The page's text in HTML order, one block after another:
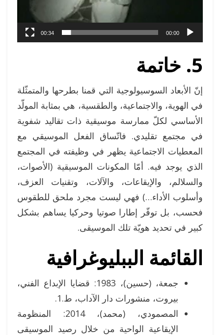
00:00
00:34
5. خاتمة
إنّ الأبعاد السوسيولوجية التي قمنا بطرحها والمتمثّلة
في الهوية، والاجتماعية، والطقسية، هي بمثابة المولّد
الأساسي لكلّ ممارسة موسيقية ذات تقاليد شفوية
في مجتمع تقليدي. فاتّساق الفعل الموسيقي مع
المعطيات الاجتماعية يظهر في وظيفته في المجتمع
الذي يوجد فيه. أمّا المكونات الموسيقية (الأصوات،
والسلالم، والإيقاعات، والآلات، وتقنيات العزف،
وأسلوب الأداء…) فهي ليست مجرد ملحق للطقوس
فحسب، بل توفّر إطارا صوتيا وحركيا يساهم بشكل
كبير في تحديد هويّة تلك الموسيقى.
القائمة الببليوغرافية
جمعة، (حسين)، 1983: قضايا الإبداع الفني،
بيروت، منشورات دار الآداب، ط.1.
المصمودي، (محمد)، 2014: المنظومة
الإيقاعية الواحية من خلال رصيد الموسيقى